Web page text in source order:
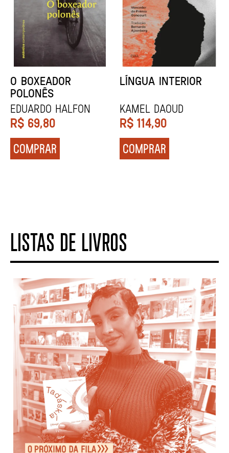
DENTES BRANCOS
Zadie Smith
R$ 129,90
COMPRAR
UCRÂNIA
Andrei Kurkov
R$ 139,90
COMPRAR
LISTAS DE LIVROS